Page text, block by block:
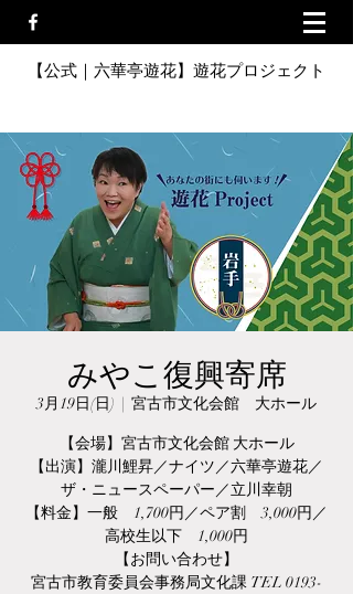
【公式｜六華亭遊花】遊花プロジェクト
みやこ復興寄席
3月19日(日)
  |
宮古市文化会館 大ホール
【会場】宮古市文化会館 大ホール
【出演】瀧川鯉昇／ナイツ／六華亭遊花／
ザ・ニュースペーパー／立川幸朝
【料金】一般 1,700円／ペア割 3,000円／
高校生以下 1,000円
【お問い合わせ】
宮古市教育委員会事務局文化課 TEL 0193-